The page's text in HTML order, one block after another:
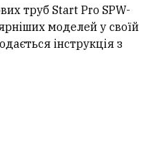
труб Start Pro SPW-
моделей у своїй
інструкція з